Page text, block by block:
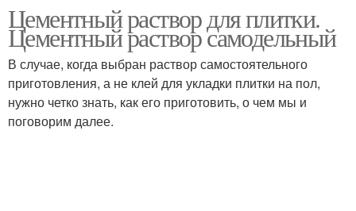
Цементный раствор для плитки.
Цементный раствор самодельный
В случае, когда выбран раствор самостоятельного
приготовления, а не клей для укладки плитки на пол,
нужно четко знать, как его приготовить, о чем мы и
поговорим далее.